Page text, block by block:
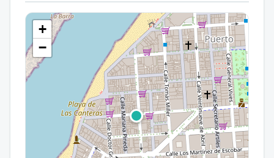
+
−